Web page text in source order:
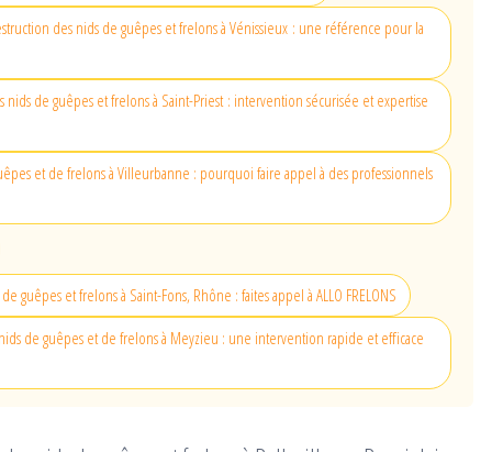
des nids de guêpes et frelons à Vénissieux : une référence pour la
de guêpes et frelons à Saint-Priest : intervention sécurisée et expertise
et de frelons à Villeurbanne : pourquoi faire appel à des professionnels
guêpes et frelons à Saint-Fons, Rhône : faites appel à ALLO FRELONS
de guêpes et de frelons à Meyzieu : une intervention rapide et efficace